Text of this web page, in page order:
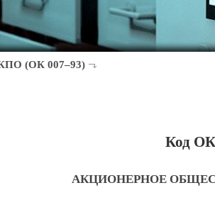
(ОК 007–93)
Код
АКЦИОНЕРНОЕ